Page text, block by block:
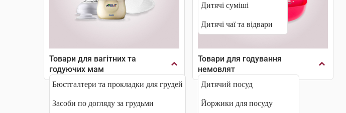
Дитячі суміші
Дитячі чаї та відвари
Товари для вагітних та
годуючих мам
Бюстгалтери та прокладки для грудей
Засоби по догляду за грудьми
Товари для годування
немовлят
Дитячий посуд
Йоржики для посуду